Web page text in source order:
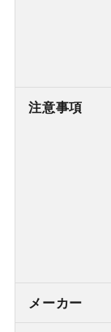
注意事項
メーカー